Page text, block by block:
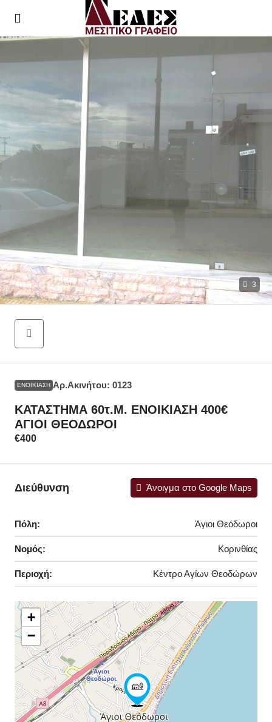
3
ΕΝΟΙΚΊΑΣΗ Αρ.Ακινήτου: 0123
ΚΑΤΑΣΤΗΜΑ 60τ.μ. ΕΝΟΙΚΙΑΣΗ 400€
ΑΓΙΟΙ ΘΕΟΔΩΡΟΙ
€400
Διεύθυνση Άνοιγμα στο Google Maps
Πόλη: Άγιοι Θεόδωροι
Νομός: Κορινθίας
Περιοχή: Κέντρο Αγίων Θεοδώρων
+
−